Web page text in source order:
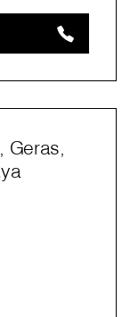
Geras,